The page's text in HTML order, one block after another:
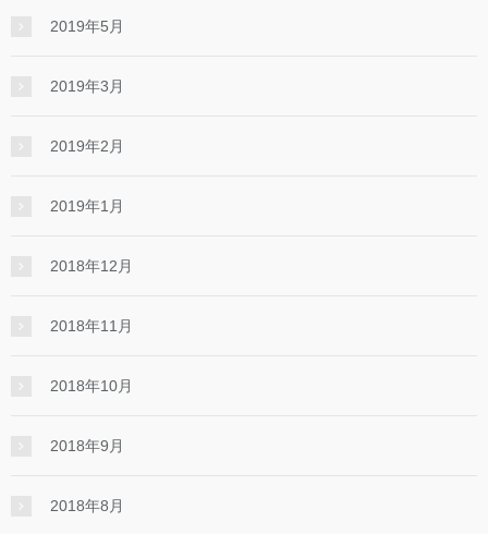
2019年5月
2019年3月
2019年2月
2019年1月
2018年12月
2018年11月
2018年10月
2018年9月
2018年8月